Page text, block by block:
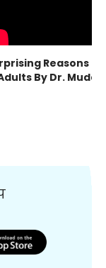
Reasons
By Dr.